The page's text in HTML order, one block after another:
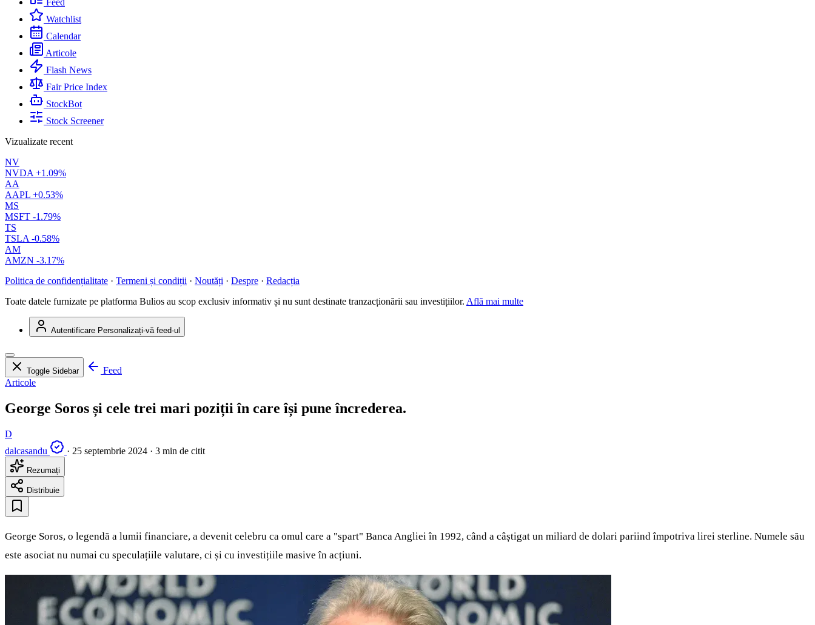
Feed
Watchlist
Calendar
Articole
Flash News
Fair Price Index
StockBot
Stock Screener
Vizualizate recent
NV
NVDA +1.09%
AA
AAPL +0.53%
MS
MSFT -1.79%
TS
TSLA -0.58%
AM
AMZN -3.17%
Politica de confidențialitate · Termeni și condiții · Noutăți · Despre · Redacția
Toate datele furnizate pe platforma Bulios au scop exclusiv informativ și nu sunt destinate tranzacționării sau investițiilor. Află mai multe
Autentificare Personalizați-vă feed-ul
Toggle Sidebar
Feed
Articole
George Soros și cele trei mari poziții în care își pune încrederea.
D
dalcasandu
· 25 septembrie 2024 · 3 min de citit
Rezumați
Distribuie
George Soros, o legendă a lumii financiare, a devenit celebru ca omul care a "spart" Banca Angliei în 1992, când a câștigat un miliard de dolari pariind împotriva lirei sterline. Numele său
este asociat nu numai cu speculațiile valutare, ci și cu investițiile masive în acțiuni.